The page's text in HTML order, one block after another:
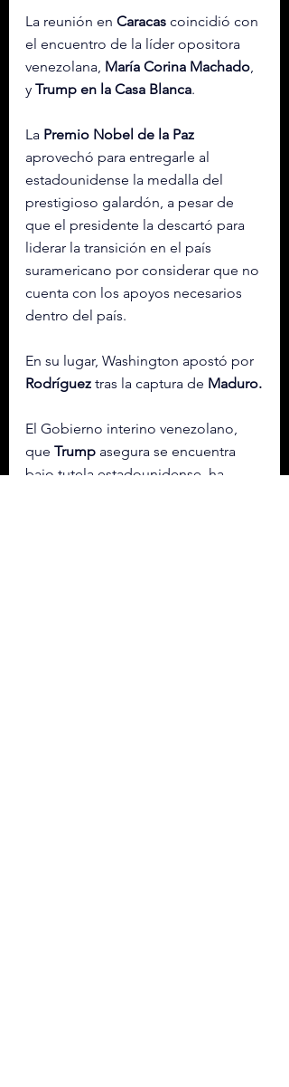
La reunión en Caracas coincidió con
el encuentro de la líder opositora
venezolana, María Corina Machado
y Trump en la Casa Blanca.
La Premio Nobel de la Paz
aprovechó para entregarle al
estadounidense la medalla del
prestigioso galardón, a pesar de
que el presidente la descartó para
liderar la transición en el país
suramericano por considerar que no
cuenta con los apoyos necesarios
dentro del país.
En su lugar, Washington apostó por
Rodríguez tras la captura de Maduro.
El Gobierno interino venezolano,
que Trump asegura se encuentra
bajo tutela estadounidense, ha